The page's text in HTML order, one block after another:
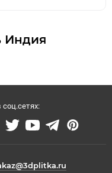
Индия